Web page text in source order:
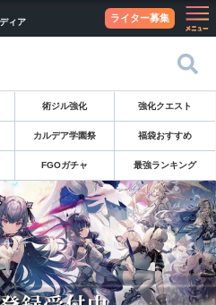
ィア
ライター募集
術ジル強化 強化クエスト
カルデア学園祭 福袋おすすめ
FGOガチャ 最強ランキング